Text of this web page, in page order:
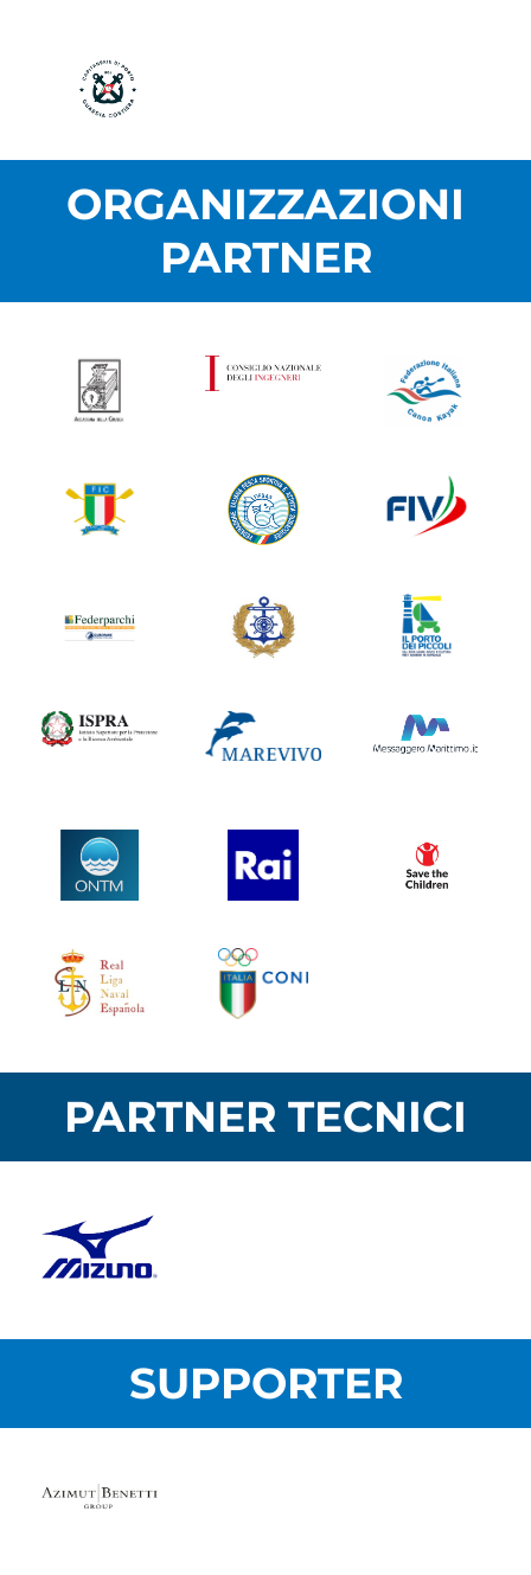
ORGANIZZAZIONI
PARTNER
PARTNER TECNICI
SUPPORTER